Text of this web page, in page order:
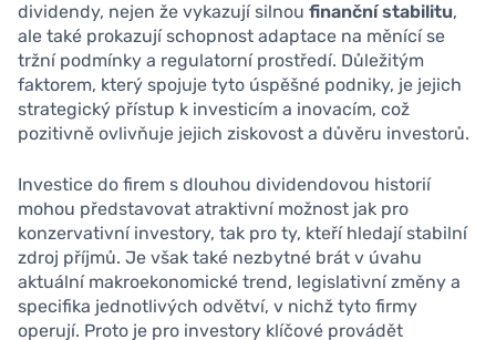
dividendy, nejen že vykazují silnou finanční stabilitu,
ale také prokazují schopnost adaptace na měnící se
tržní podmínky a regulatorní prostředí. Důležitým
faktorem, který spojuje tyto úspěšné podniky, je jejich
strategický přístup k investicím a inovacím, což
pozitivně ovlivňuje jejich ziskovost a důvěru investorů.
Investice do firem s dlouhou dividendovou historií
mohou představovat atraktivní možnost jak pro
konzervativní investory, tak pro ty, kteří hledají stabilní
zdroj příjmů. Je však také nezbytné brát v úvahu
aktuální makroekonomické trend, legislativní změny a
specifika jednotlivých odvětví, v nichž tyto firmy
operují. Proto je pro investory klíčové provádět